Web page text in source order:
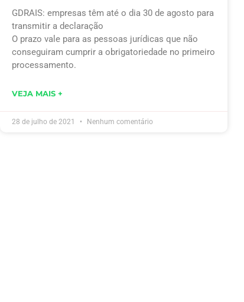
GDRAIS: empresas têm até o dia 30 de agosto para
transmitir a declaração
O prazo vale para as pessoas jurídicas que não
conseguiram cumprir a obrigatoriedade no primeiro
processamento.
VEJA MAIS +
28 de julho de 2021 Nenhum comentário